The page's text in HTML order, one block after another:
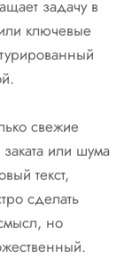
задачу в
ключевые
свежие
или шума
текст,
сделать
но